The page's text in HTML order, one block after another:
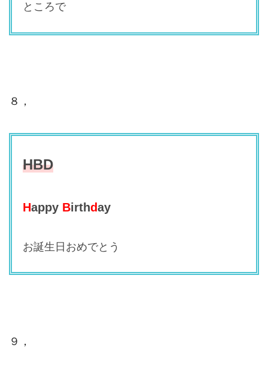
ところで
８，
HBD
Happy Birthday
お誕生日おめでとう
９，